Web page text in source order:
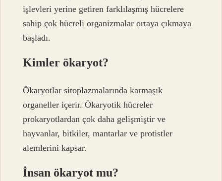
işlevleri yerine getiren farklılaşmış hücrelere
sahip çok hücreli organizmalar ortaya çıkmaya
başladı.
Kimler ökaryot?
Ökaryotlar sitoplazmalarında karmaşık
organeller içerir. Ökaryotik hücreler
prokaryotlardan çok daha gelişmiştir ve
hayvanlar, bitkiler, mantarlar ve protistler
alemlerini kapsar.
İnsan ökaryot mu?